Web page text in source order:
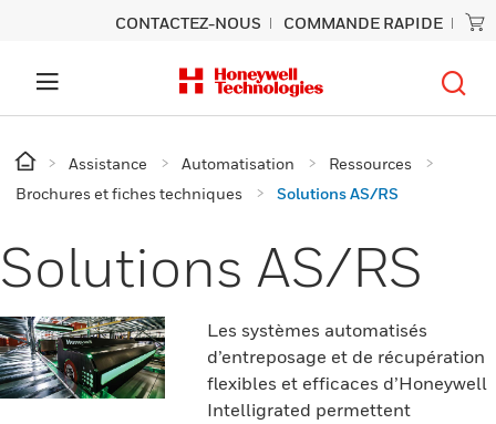
CONTACTEZ-NOUS COMMANDE RAPIDE
Assistance Automatisation
Ressources
Brochures et fiches techniques
Solutions AS/RS
Solutions AS/RS
Les systèmes automatisés
d’entreposage et de récupération
flexibles et efficaces d’Honeywell
Intelligrated permettent